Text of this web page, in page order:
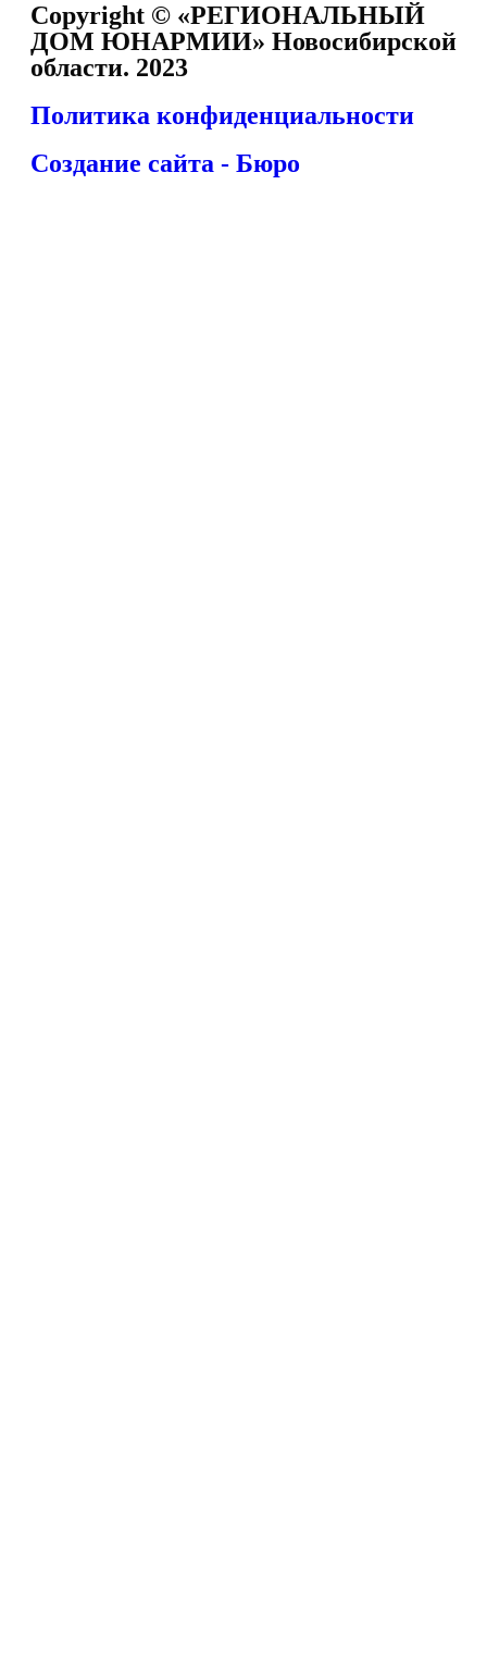
Copyright © «РЕГИОНАЛЬНЫЙ
ДОМ ЮНАРМИИ» Новосибирской
области. 2023
Политика конфиденциальности
Создание сайта - Бюро